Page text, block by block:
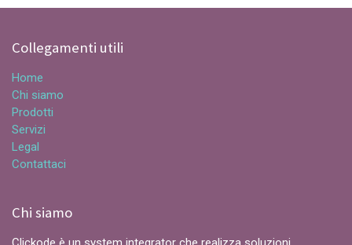
Collegamenti utili
Home
Chi siamo
Prodotti
Servizi
Legal
Contattaci
Chi siamo